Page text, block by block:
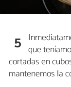
5 que
cortadas en
mantenemos la